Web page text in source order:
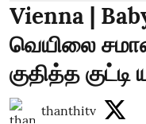
Vienna |
வெயிலை
குதித்த
thanthitv